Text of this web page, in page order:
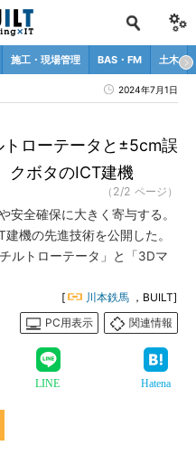
施工・現場管理 BAS・FM 土木
2024年7月1日
ローテータと±5cm誤
クボタのICT建機
（2/2 ページ）
安全確保に大きく寄与する。
機の先進技術を公開した。
ルトローテータ」と「3Dマ
[ 川本鉄馬 ，BUILT]
PC用表示
関連情報
LINE Hatena